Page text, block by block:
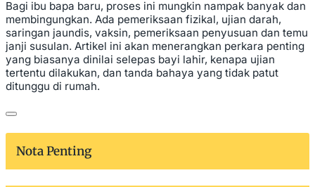
Bagi ibu bapa baru, proses ini mungkin nampak banyak dan
membingungkan. Ada pemeriksaan fizikal, ujian darah,
saringan jaundis, vaksin, pemeriksaan penyusuan dan temu
janji susulan. Artikel ini akan menerangkan perkara penting
yang biasanya dinilai selepas bayi lahir, kenapa ujian
tertentu dilakukan, dan tanda bahaya yang tidak patut
ditunggu di rumah.
Nota Penting